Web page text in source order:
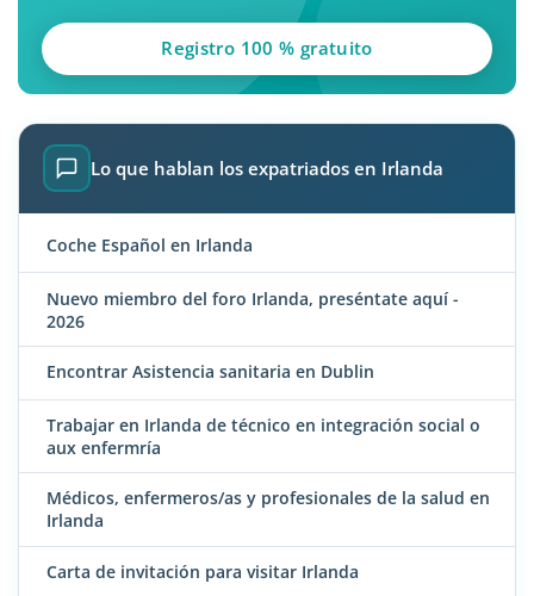
Registro 100 % gratuito
Lo que hablan los expatriados en Irlanda
Coche Español en Irlanda
Nuevo miembro del foro Irlanda, preséntate aquí -
2026
Encontrar Asistencia sanitaria en Dublin
Trabajar en Irlanda de técnico en integración social o
aux enfermría
Médicos, enfermeros/as y profesionales de la salud en
Irlanda
Carta de invitación para visitar Irlanda